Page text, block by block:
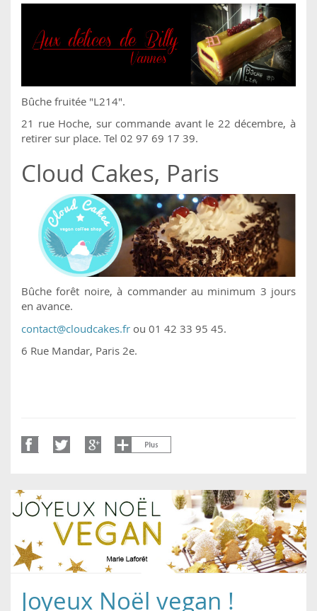
Bûche fruitée "L214".
21 rue Hoche, sur commande avant le 22 décembre, à
retirer sur place. Tel 02 97 69 17 39.
Cloud Cakes, Paris
Bûche forêt noire, à commander au minimum 3 jours
en avance.
contact@cloudcakes.fr ou 01 42 33 95 45.
6 Rue Mandar, Paris 2e.
Joyeux Noël vegan !